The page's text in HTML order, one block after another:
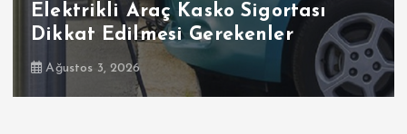
Elektrikli Araç Kasko Sigortası
Dikkat Edilmesi Gerekenler
Ağustos 3, 2026